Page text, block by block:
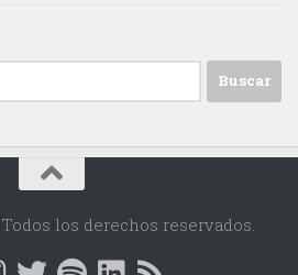
los derechos reservados.